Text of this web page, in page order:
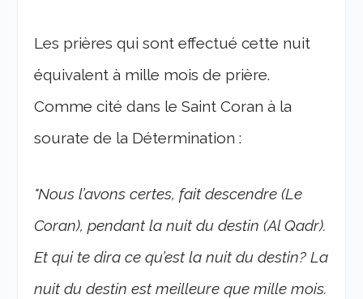
Les prières qui sont effectué cette nuit
équivalent à mille mois de prière.
Comme cité dans le Saint Coran à la
sourate de la Détermination :
"Nous l’avons certes, fait descendre (Le
Coran), pendant la nuit du destin (Al Qadr).
Et qui te dira ce qu’est la nuit du destin? La
nuit du destin est meilleure que mille mois.